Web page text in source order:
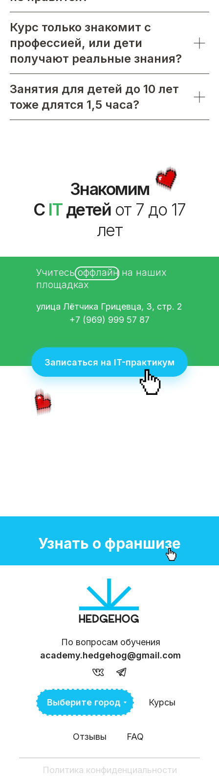
Курс только знакомит с
профессией, или дети
получают реальные знания?
Занятия для детей до 10 лет
тоже длятся 1,5 часа?
Знакомим
С IT детей от 7 до 17
лет
улица Лётчика Грицевца, 3, стр. 2
+7 (969) 999 57 87
Записаться на IT-практикум
Учитесь оффлайн на наших
площадках
Узнать о франшизе
Выберите город Курсы
Отзывы FAQ
По вопросам обучения
academy.hedgehog@gmail.com
Политика конфиденциальности